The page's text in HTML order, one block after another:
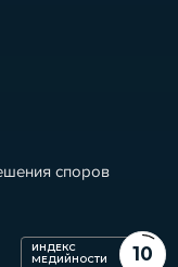
споров
ИНДЕКС
МЕДИЙНОСТИ
10